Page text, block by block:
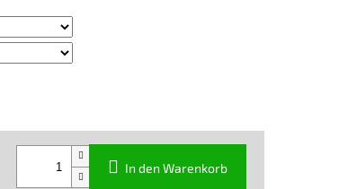
In den Warenkorb